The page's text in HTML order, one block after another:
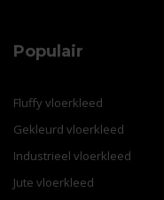
Populair
Fluffy vloerkleed
Gekleurd vloerkleed
Industrieel vloerkleed
Jute vloerkleed